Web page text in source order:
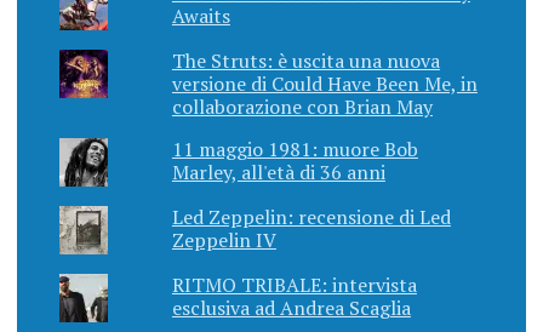
Awaits
The Struts: è uscita una nuova
versione di Could Have Been Me, in
collaborazione con Brian May
11 maggio 1981: muore Bob
Marley, all'età di 36 anni
Led Zeppelin: recensione di Led
Zeppelin IV
RITMO TRIBALE: intervista
esclusiva ad Andrea Scaglia